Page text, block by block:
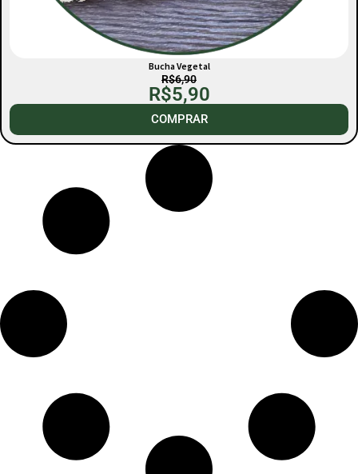
Bucha Vegetal
R$6,90
R$5,90
COMPRAR